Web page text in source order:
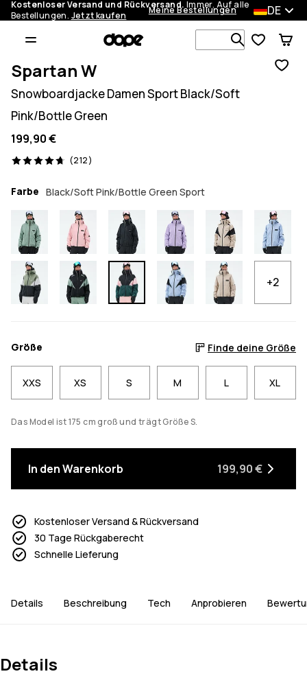
Kostenloser Versand und Rückversand. Immer. Auf alle
Bestellungen. Jetzt kaufen Meine Bestellungen DE
Spartan W
Snowboardjacke Damen Sport Black/Soft
Pink/Bottle Green
199,90 €
(212)
212 Reviews, 4.7/5
Farbe Black/Soft Pink/Bottle Green Sport
+2
Größe Finde deine Größe
XXS XS S M L XL
Das Model ist 175 cm groß und trägt Größe S.
In den Warenkorb 199,90 €
Kostenloser Versand & Rückversand
30 Tage Rückgaberecht
Schnelle Lieferung
Details Beschreibung Tech Anprobieren
Details